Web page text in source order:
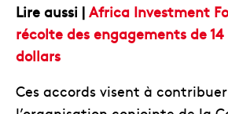
Lire aussi | Africa Investment
récolte des engagements de
dollars
Ces accords visent à